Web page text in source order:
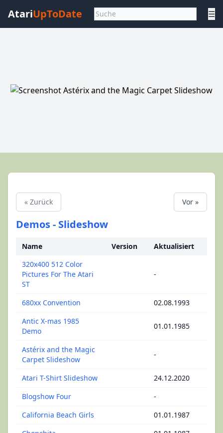
AtariUpToDate ☰
« Zurück Vor »
Demos - Slideshow
Name Version
Aktualisiert
320x400 512 Color
Pictures For The Atari
ST
-
680xx Convention
02.08.1993
Antic X-mas 1985
Demo
01.01.1985
Astérix and the Magic
Carpet Slideshow
-
Atari T-Shirt Slideshow
24.12.2020
Blogshow Four
-
California Beach Girls
01.01.1987